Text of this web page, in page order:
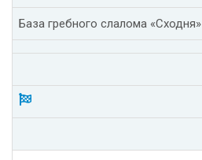
База гребного слалома «Сходня»